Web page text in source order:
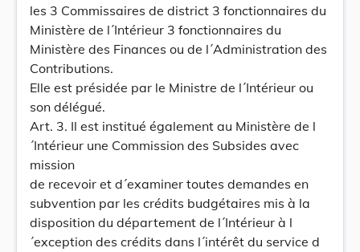
les 3 Commissaires de district 3 fonctionnaires du
Ministère de l´Intérieur 3 fonctionnaires du
Ministère des Finances ou de l´Administration des
Contributions.
Elle est présidée par le Ministre de l´Intérieur ou
son délégué.
Art. 3. Il est institué également au Ministère de l
´Intérieur une Commission des Subsides avec
mission
de recevoir et d´examiner toutes demandes en
subvention par les crédits budgétaires mis à la
disposition du département de l´Intérieur à l
´exception des crédits dans l´intérêt du service d